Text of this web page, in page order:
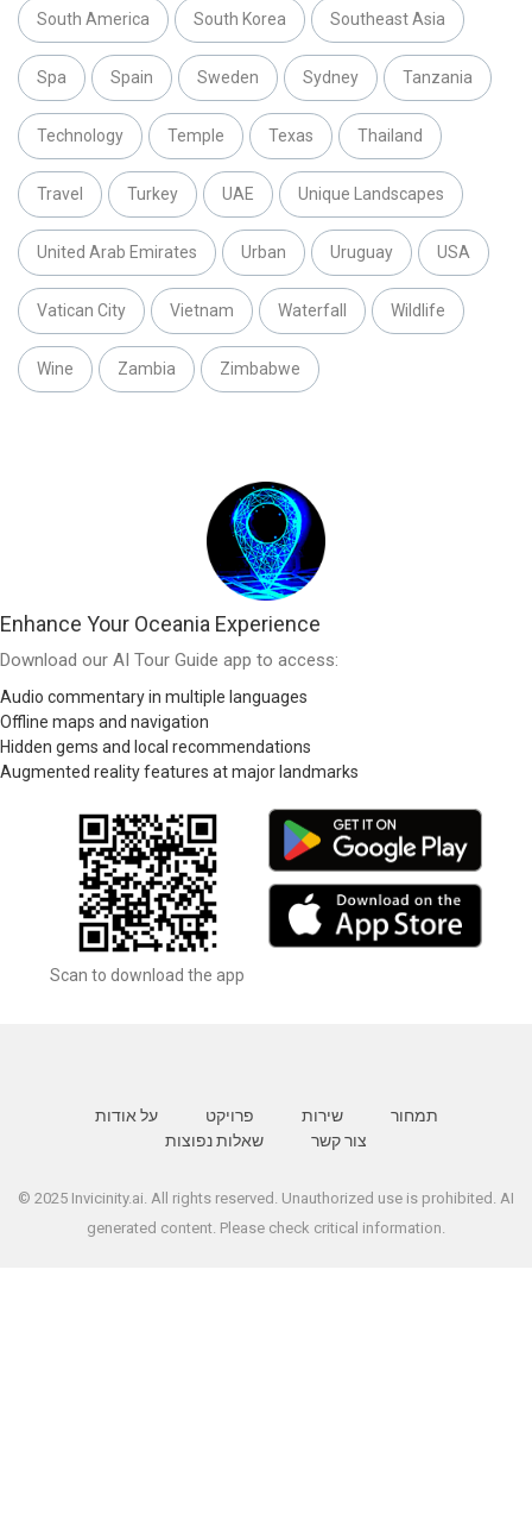
South America South Korea Southeast Asia
Spa Spain Sweden Sydney Tanzania
Technology Temple Texas Thailand
Travel Turkey UAE Unique Landscapes
United Arab Emirates Urban Uruguay USA
Vatican City Vietnam Waterfall Wildlife
Wine Zambia Zimbabwe
Enhance Your Oceania Experience
Download our AI Tour Guide app to access:
Audio commentary in multiple languages
Offline maps and navigation
Hidden gems and local recommendations
Augmented reality features at major landmarks
Scan to download the app
על אודות פרויקט שירות
תמחור
שאלות נפוצות
צור קשר
© 2025 Invicinity.ai. All rights reserved. Unauthorized use is prohibited. AI
generated content. Please check critical information.